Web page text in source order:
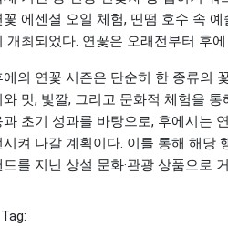
꽃 에센셜 오일 체험, 띤떰 호수 속
개최되었다. 연꽃은 오래전부터 후
에의 연꽃 시즌은 단순히 한 종류의
와 맛, 빛깔, 그리고 문화적 체험을
과 초기 성과를 바탕으로, 후에시는
시켜 나갈 계획이다. 이를 통해 해당
드를 지닌 상설 문화·관광 상품으로
Tag: